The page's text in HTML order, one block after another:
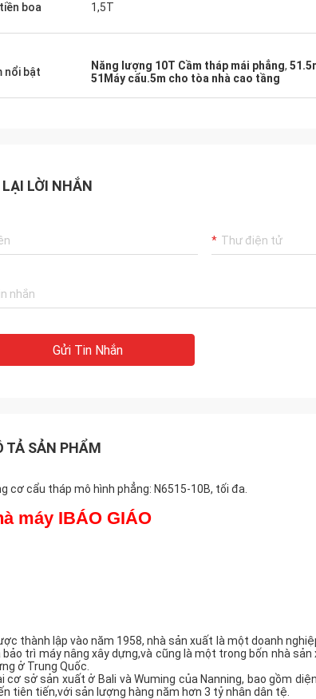
boa 1,5T
nổi bật Năng lượng 10T Cầm tháp mái phẳng,
51Máy cẩu.5m cho tòa nhà cao tầng
LỜI NHẮN
Gửi Tin Nhắn
TẢ SẢN PHẨM
cơ cẩu tháp mô hình phẳng: N6515-10B, tối đa.
máy IBÁO GIÁO
thành lập vào năm 1958, nhà sản xuất là một doanh
bảo trì máy nâng xây dựng,và cũng là một trong bốn nhà
ở Trung Quốc.
cơ sở sản xuất ở Bali và Wuming của Nanning, bao gồm
tiên tiến,với sản lượng hàng năm hơn 3 tỷ nhân dân tệ.